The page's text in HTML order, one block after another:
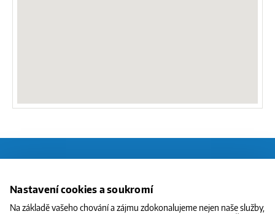
Nastavení cookies a soukromí
Na základě vašeho chování a zájmu zdokonalujeme nejen naše služby,